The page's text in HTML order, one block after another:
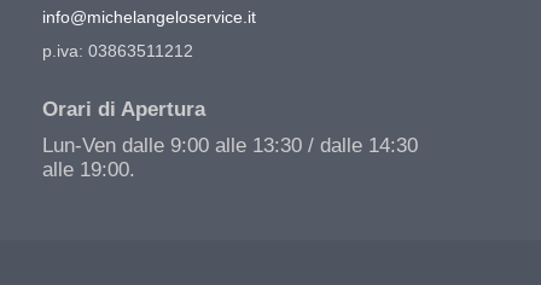
info@michelangeloservice.it
p.iva: 03863511212
Orari di Apertura
Lun-Ven dalle 9:00 alle 13:30 / dalle 14:30
alle 19:00.